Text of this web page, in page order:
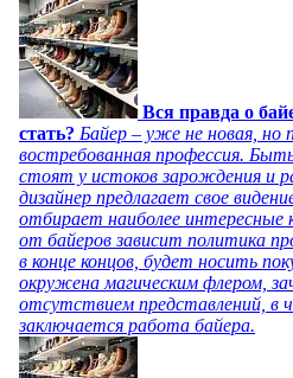
Вся правда о
стать? Байер – уже не новая, но
востребованная профессия.
стоят у истоков зарождения и
дизайнер предлагает свое
отбирает наиболее интересные
от байеров зависит политика
в конце концов, будет носить
окружена магическим флером,
отсутствием представлений, в
заключается работа байера.